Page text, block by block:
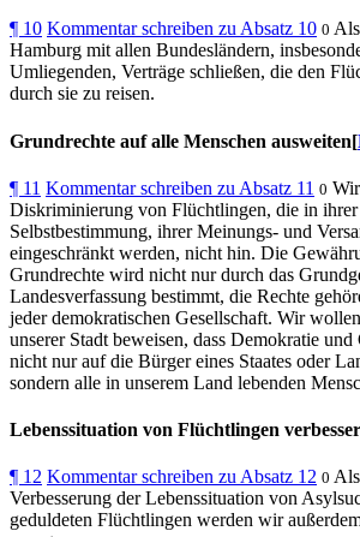
¶ 10 Kommentar schreiben zu Absatz 10 0
Hamburg mit allen Bundesländern,
Umliegenden, Verträge schließen, die den
durch sie zu reisen.
Grundrechte auf alle Menschen ausweiten[
¶ 11 Kommentar schreiben zu Absatz 11 0
Diskriminierung von Flüchtlingen, die in
Selbstbestimmung, ihrer Meinungs- und
eingeschränkt werden, nicht hin. Die
Grundrechte wird nicht nur durch das
Landesverfassung bestimmt, die Rechte
jeder demokratischen Gesellschaft. Wir
unserer Stadt beweisen, dass Demokratie und
nicht nur auf die Bürger eines Staates oder
sondern alle in unserem Land lebenden
Lebenssituation von Flüchtlingen
¶ 12 Kommentar schreiben zu Absatz 12 0
Verbesserung der Lebenssituation von
geduldeten Flüchtlingen werden wir